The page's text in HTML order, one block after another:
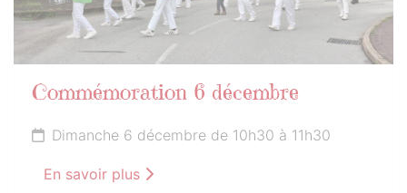
Commémoration 6 décembre
Dimanche 6 décembre de 10h30 à 11h30
En savoir plus